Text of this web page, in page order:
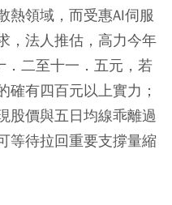
熱領域，而受惠AI伺服
，法人推估，高力今年
．二至十一．五元，若
確有四百元以上實力；
股價與五日均線乖離過
等待拉回重要支撐量縮